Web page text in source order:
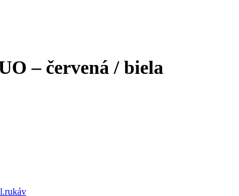
– červená / biela